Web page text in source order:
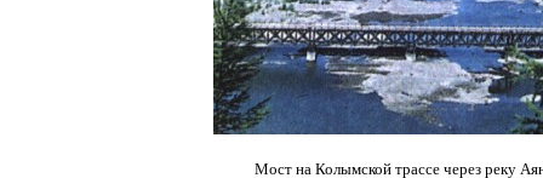
Мост на Колымской трассе через реку